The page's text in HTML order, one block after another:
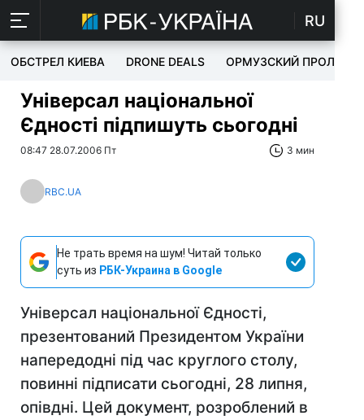
RU
ОБСТРЕЛ КИЕВА DRONE DEALS ОРМУЗСКИЙ ПРОЛИВ
Універсал національної
Єдності підпишуть сьогодні
08:47 28.07.2006 Пт 3 мин
RBC.UA
Не трать время на шум! Читай только
суть из РБК-Украина в Google
Універсал національної Єдності,
презентований Президентом України
напередодні під час круглого столу,
повинні підписати сьогодні, 28 липня,
опівдні. Цей документ, розроблений в